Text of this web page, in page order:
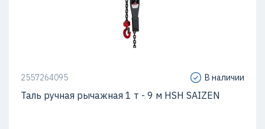
2557264095 В наличии
Таль ручная рычажная 1 т - 9 м HSH SAIZEN